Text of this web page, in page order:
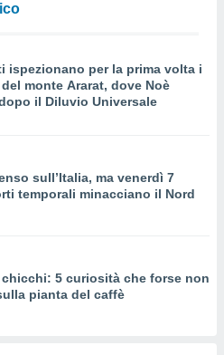
ispezionano per la prima volta i
monte Ararat, dove Noè
il Diluvio Universale
sull’Italia, ma venerdì 7
temporali minacciano il Nord
5 curiosità che forse non
pianta del caffè